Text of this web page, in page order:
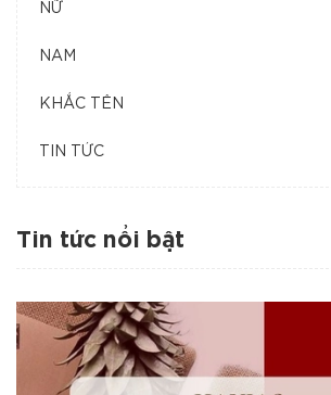
NỮ
NAM
KHẮC TÊN
TIN TỨC
Tin tức nổi bật